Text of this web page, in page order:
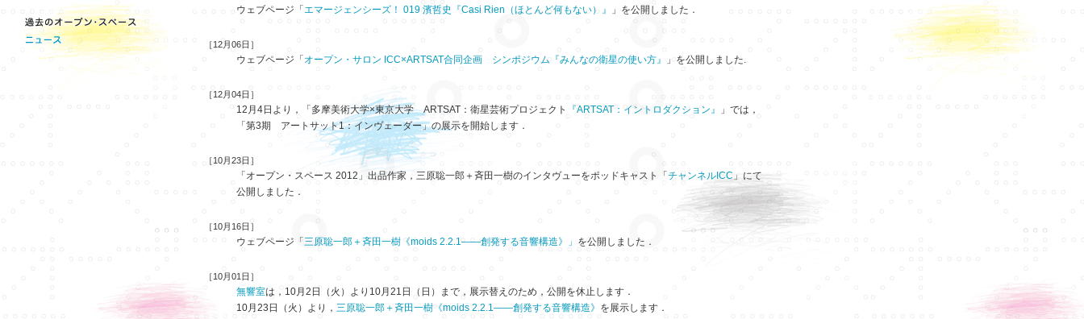
ウェブページ「 エマージェンシーズ！ 019 濱哲史『Casi Rien（ほとんど何もない）』 」を公開しました．
［12月06日］
ウェブページ「 オープン・サロン ICC×ARTSAT合同企画 シンポジウム『みんなの衛星の使い方』 」を公開しました.
［12月04日］
12月4日より，「多摩美術大学×東京大学 ARTSAT：衛星芸術プロジェクト 『ARTSAT：イントロダクション』
」では，
「第3期 アートサット1：インヴェーダー」の展示を開始します．
［10月23日］
「オープン・スペース 2012」出品作家，三原聡一郎＋斉田一樹のインタヴューをポッドキャスト「 チャンネルICC 」にて
公開しました．
［10月16日］
ウェブページ「 三原聡一郎＋斉田一樹《moids 2.2.1——創発する音響構造》」 を公開しました．
［10月01日］
無響室は，10月2日（火）より10月21日（日）まで，展示替えのため，公開を休止します．
10月23日（火）より， 三原聡一郎＋斉田一樹《moids 2.2.1——創発する音響構造》 を展示します．